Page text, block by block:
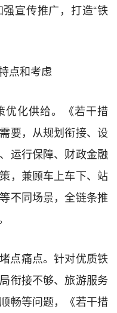
宣传推广，打造“铁
点和考虑
优化供给。《若干措
要，从规划衔接、设
运行保障、财政金融
，兼顾车上车下、站
不同场景，全链条推
点痛点。针对优质铁
衔接不够、旅游服务
畅等问题，《若干措